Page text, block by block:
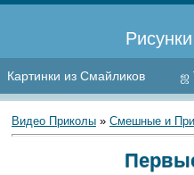
Картинки из Смайликов ஜ
Видео Приколы » Смешные и